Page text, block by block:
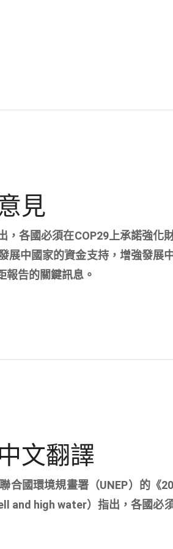
見
各國必須在COP29上承諾強化
展中國家的資金支持，增強發展
報告的關鍵訊息。
文翻譯
合國環境規畫署（UNEP）的《
and high water）指出，各國必